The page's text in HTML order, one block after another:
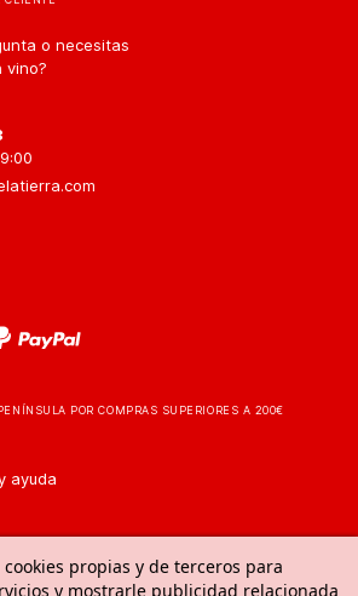
propias y de terceros para
y mostrarle publicidad relacionada
o necesitas
vino?
POR COMPRAS SUPERIORES A 200€
ayuda